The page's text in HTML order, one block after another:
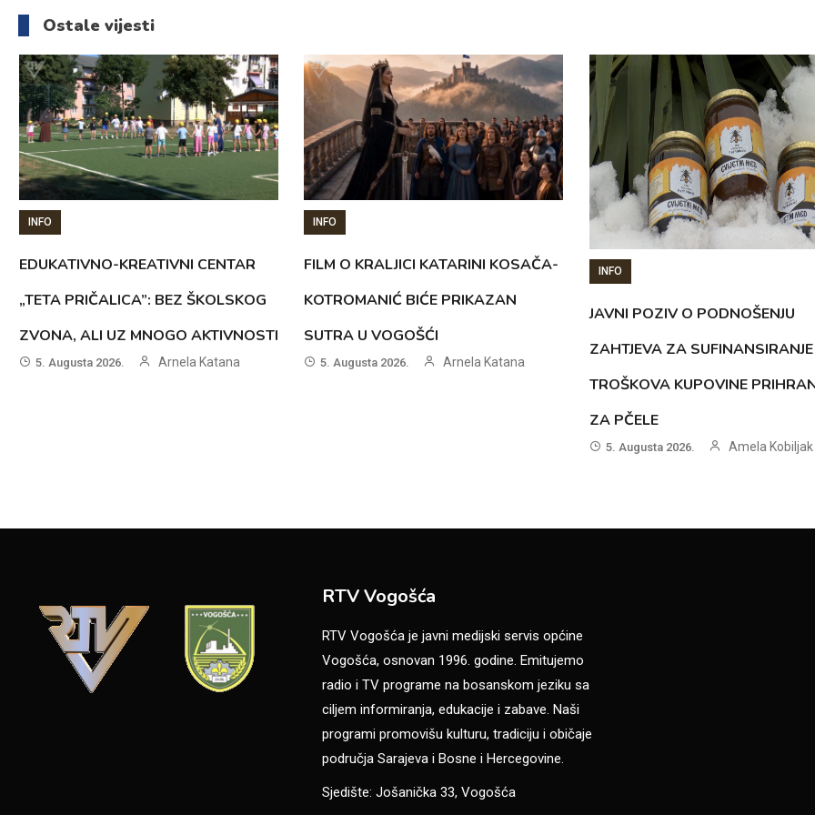
Ostale vijesti
INFO
EDUKATIVNO-KREATIVNI CENTAR
„TETA PRIČALICA”: BEZ ŠKOLSKOG
ZVONA, ALI UZ MNOGO AKTIVNOSTI
5. Augusta 2026. Arnela Katana
INFO
FILM O KRALJICI KATARINI KOSAČA-
KOTROMANIĆ BIĆE PRIKAZAN
SUTRA U VOGOŠĆI
5. Augusta 2026. Arnela Katana
INFO
JAVNI POZIV O PODNOŠENJU
ZAHTJEVA ZA SUFINANSIRANJE
TROŠKOVA KUPOVINE
ZA PČELE
5. Augusta 2026. Amela Kobiljak
RTV Vogošća
RTV Vogošća je javni medijski servis općine
Vogošća, osnovan 1996. godine. Emitujemo
radio i TV programe na bosanskom jeziku sa
ciljem informiranja, edukacije i zabave. Naši
programi promovišu kulturu, tradiciju i običaje
područja Sarajeva i Bosne i Hercegovine.
Sjedište: Jošanička 33, Vogošća